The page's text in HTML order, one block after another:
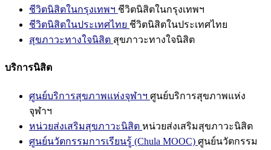
ชีวิตนิสิตในกรุงเทพฯ ชีวิตนิสิตในกรุงเทพฯ
ชีวิตนิสิตในประเทศไทย ชีวิตนิสิตในประเทศไทย
สุขภาวะทางใจนิสิต สุขภาวะทางใจนิสิต
บริการนิสิต
ศูนย์บริการสุขภาพแห่งจุฬาฯ ศูนย์บริการสุขภาพแห่ง
จุฬาฯ
หน่วยส่งเสริมสุขภาวะนิสิต หน่วยส่งเสริมสุขภาวะนิสิต
ศูนย์นวัตกรรมการเรียนรู้ (Chula MOOC) ศูนย์นวัตกรรม